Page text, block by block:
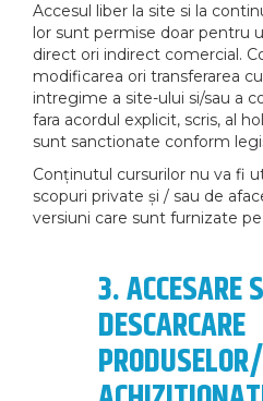
Accesul liber la site si la
lor sunt permise doar pentru
direct ori indirect comercial.
modificarea ori transferarea
intregime a site-ului si/sau a
fara acordul explicit, scris, al
sunt sanctionate conform
Conținutul cursurilor nu va fi
scopuri private și / sau de
versiuni care sunt furnizate
3. ACCESARE
DESCARCARE